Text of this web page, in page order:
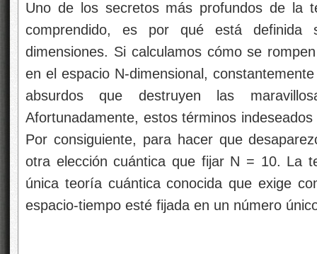
Uno de los secretos más profundos de la
comprendido, es por qué está
dimensiones. Si calculamos cómo se
en el espacio N-dimensional,
absurdos que destruyen las
Afortunadamente, estos términos
Por consiguiente, para hacer que
otra elección cuántica que fijar N = 10. La
única teoría cuántica conocida que exige
espacio-tiempo esté fijada en un número